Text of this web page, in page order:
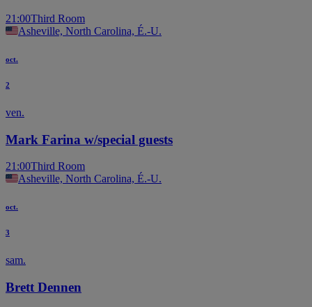
21:00Third Room
Asheville, North Carolina, É.-U.
oct.
2
ven.
Mark Farina w/special guests
21:00Third Room
Asheville, North Carolina, É.-U.
oct.
3
sam.
Brett Dennen